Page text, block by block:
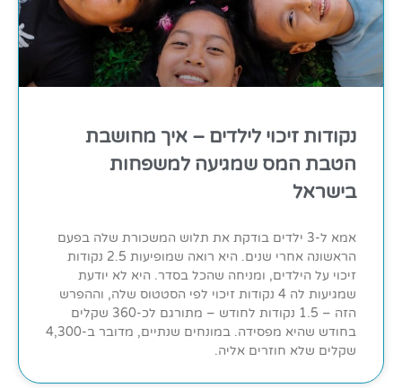
נקודות זיכוי לילדים – איך מחושבת
הטבת המס שמגיעה למשפחות
בישראל
אמא ל-3 ילדים בודקת את תלוש המשכורת שלה בפעם
הראשונה אחרי שנים. היא רואה שמופיעות 2.5 נקודות
זיכוי על הילדים, ומניחה שהכל בסדר. היא לא יודעת
שמגיעות לה 4 נקודות זיכוי לפי הסטטוס שלה, וההפרש
הזה – 1.5 נקודות לחודש – מתורגם לכ-360 שקלים
בחודש שהיא מפסידה. במונחים שנתיים, מדובר ב-4,300
שקלים שלא חוזרים אליה.